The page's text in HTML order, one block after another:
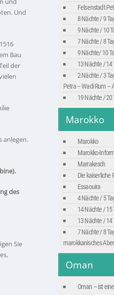
Und
Bau
der
anlegen.
des
Sie
Felsenstadt
8 Nächte / 9
9 Nächte / 10
7 Nächte / 8
9 Nächte/ 10
13 Nächte /
2 Nächte / 3
Petra – Wadi Rum –
19 Nächte /
Marokko
Marokko
Marokko-
Marrakesch
Die kaiserliche
Essaouira
4 Nächte / 5
14 Nächte / 15
13 Nächte /
7 Nächte / 8
marokkanisches
Oman
Oman – ist